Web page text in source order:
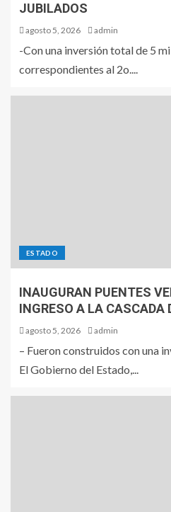
JUBILADOS
agosto 5, 2026 admin
-Con una inversión total de 5
correspondientes al 2o....
ESTADO
INAUGURAN PUENTES
INGRESO A LA CASCADA
agosto 5, 2026 admin
– Fueron construidos con una
El Gobierno del Estado,...